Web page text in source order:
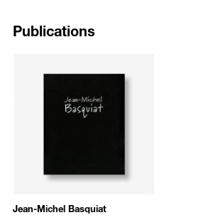
1983년쯤 바스키아는 캔버스 크기를 극적으
칠게 만든 틀로 이어진 다수의 캔버스를 사용
이를 겹쳐 구김이 가게 붙인 콜라주 기법으로
이루어진 작품 화면에 바스키아는 주제를 암
Barney Hill>(1983)은 화면이 길게 이어진 작
이 작품의 제목은 바스키아가 태어난 지 일 년
Publications
Jean-Michel Basquiat